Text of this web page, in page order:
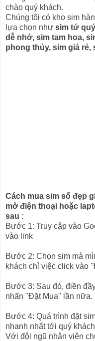
chào quý khách.
Chúng tôi có kho sim
lựa chọn như sim tứ
dễ nhớ, sim tam hoa,
phong thủy, sim giá rẻ,
Cách mua sim số đẹp
mở điện thoại hoặc
sau :
Bước 1: Truy cập vào
vào link
Bước 2: Chọn sim mà
khách chỉ việc click vào
Bước 3: Sau đó, điền
nhấn "Đặt Mua" lần nữa.
Bước 4: Quá trình đặt
nhanh nhất tới quý
Với đội ngũ nhân viên